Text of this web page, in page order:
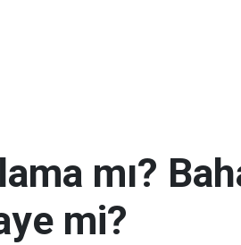
mı?
mi?